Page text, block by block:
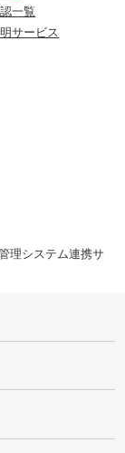
理システム連携サ
一覧
サービス